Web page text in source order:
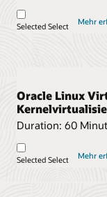
Selected Select Mehr
Oracle Linux
Duration: 60
Selected Select Mehr